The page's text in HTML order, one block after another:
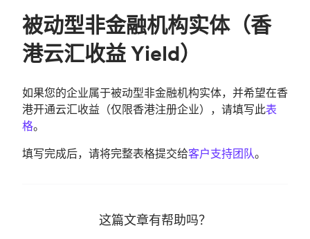
被动型非金融机构实体（香
港云汇收益 Yield）
如果您的企业属于被动型非金融机构实体，并希望在香
港开通云汇收益（仅限香港注册企业），请填写此表
格。
填写完成后，请将完整表格提交给客户支持团队。
这篇文章有帮助吗？